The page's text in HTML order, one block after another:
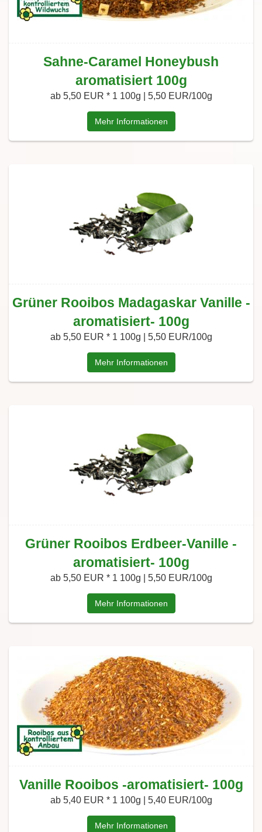
Sahne-Caramel Honeybush
aromatisiert 100g
ab 5,50 EUR * 1 100g | 5,50 EUR/100g
Mehr Informationen
Grüner Rooibos Madagaskar Vanille -
aromatisiert- 100g
ab 5,50 EUR * 1 100g | 5,50 EUR/100g
Mehr Informationen
Grüner Rooibos Erdbeer-Vanille -
aromatisiert- 100g
ab 5,50 EUR * 1 100g | 5,50 EUR/100g
Mehr Informationen
Vanille Rooibos -aromatisiert- 100g
ab 5,40 EUR * 1 100g | 5,40 EUR/100g
Mehr Informationen